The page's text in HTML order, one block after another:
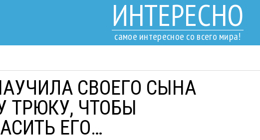
ИНТЕРЕСНО
самое интересное со всего мира!
СВОЕГО СЫНА
ТРЮКУ, ЧТОБЫ
ЕГО…